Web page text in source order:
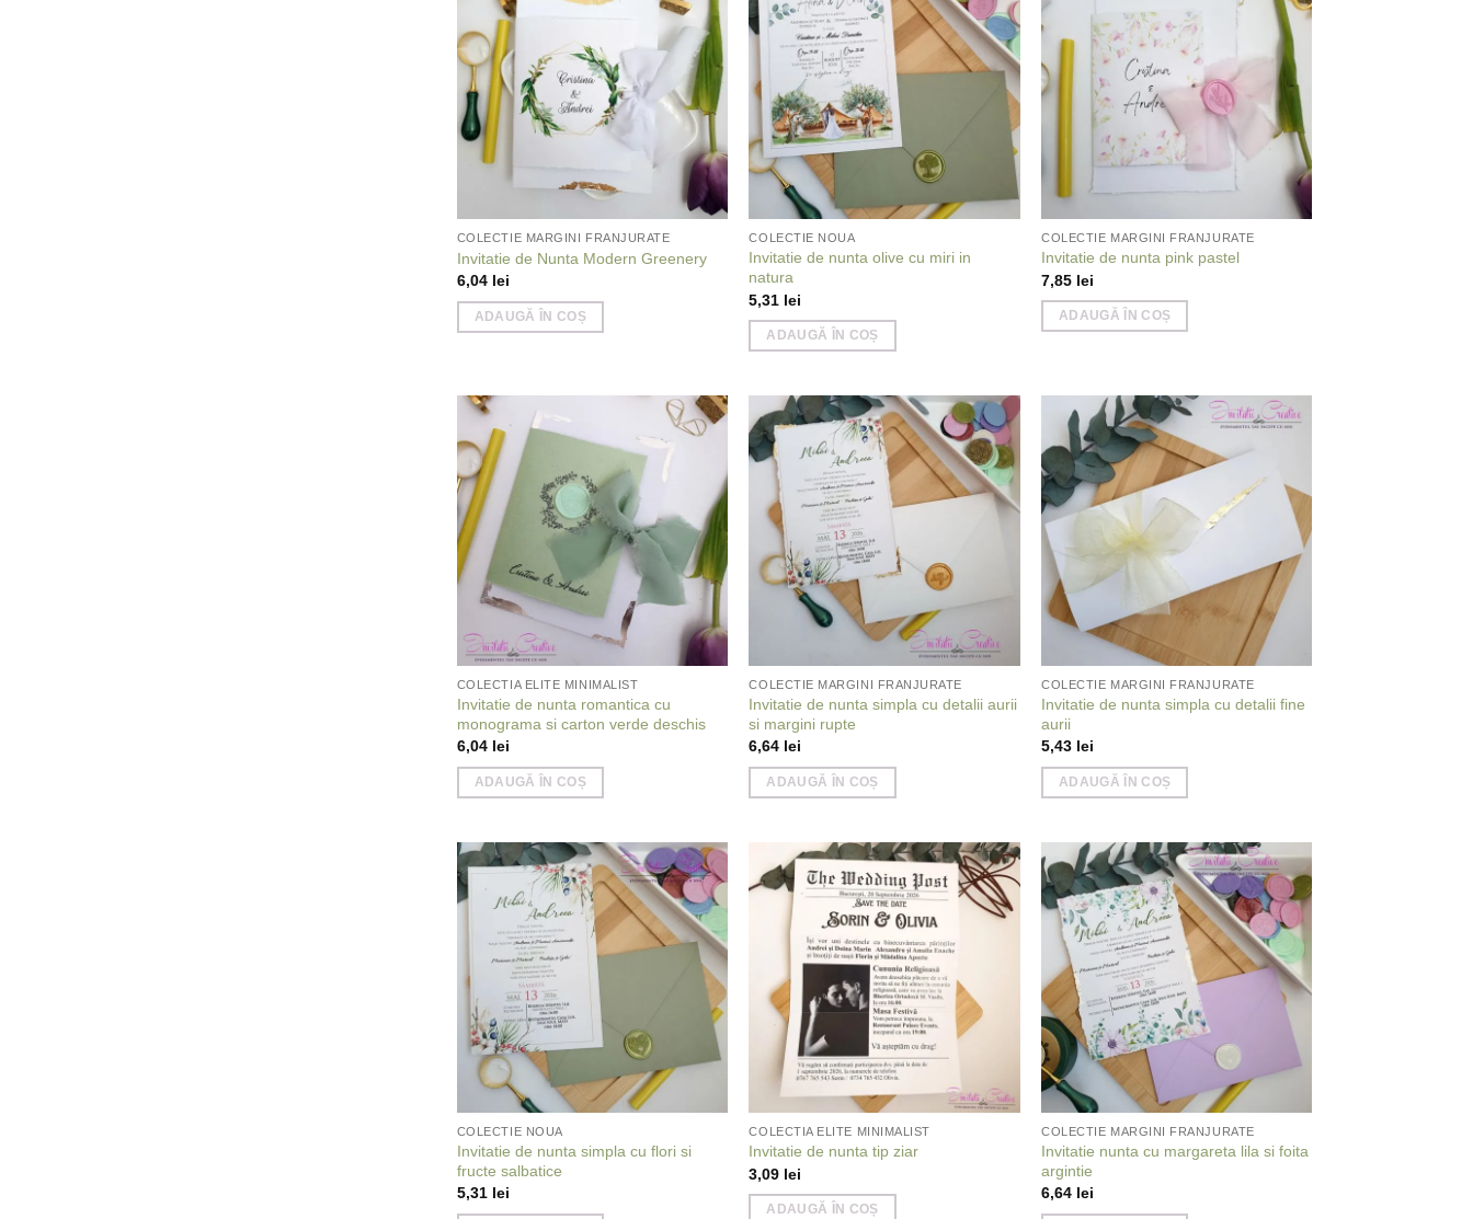
Add to
wishlist
COLECTIE MARGINI FRANJURATE
Invitatie de Nunta Modern Greenery
6,04 lei
ADAUGĂ ÎN COȘ
Add to
wishlist
COLECTIE NOUA
Invitatie de nunta olive cu miri in
natura
5,31 lei
ADAUGĂ ÎN COȘ
Add to
wishlist
COLECTIE MARGINI FRANJURATE
Invitatie de nunta pink pastel
7,85 lei
ADAUGĂ ÎN COȘ
COLECTIA ELITE MINIMALIST
Invitatie de nunta romantica cu
monograma si carton verde deschis
6,04 lei
ADAUGĂ ÎN COȘ
Add to
wishlist
COLECTIE MARGINI FRANJURATE
Invitatie de nunta simpla cu detalii aurii
si margini rupte
6,64 lei
ADAUGĂ ÎN COȘ
COLECTIE MARGINI FRANJURATE
Invitatie de nunta simpla cu detalii fine
aurii
5,43 lei
ADAUGĂ ÎN COȘ
Add to
wishlist
COLECTIE NOUA
Invitatie de nunta simpla cu flori si
fructe salbatice
5,31 lei
Add to
wishlist
COLECTIA ELITE MINIMALIST
Invitatie de nunta tip ziar
3,09 lei
ADAUGĂ ÎN COȘ
Add to
wishlist
COLECTIE MARGINI FRANJURATE
Invitatie nunta cu margareta lila si foita
argintie
6,64 lei